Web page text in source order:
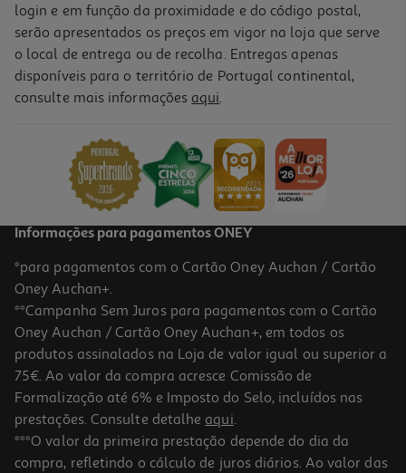
Garrafa Silicone Actuel Retrátil Azul 0.5l
Garrafa Água Actuel Tritan Cinza Cl 0.6l
4.99 €/un
login e em função da proximidade e do código postal,
serão apresentados os preços em vigor na loja que serve
o local de entrega ou de recolha. Entregas apenas
disponíveis para o território de Portugal continental,
consulte mais informações aqui.
Informações para pagamentos ONEY
*para pagamentos com o Cartão Oney Auchan / Cartão
Oney Auchan+.
**Campanha Sem Juros para pagamentos com o Cartão
Oney Auchan / Cartão Oney Auchan+, em todos os
produtos assinalados na Loja de valor igual ou superior a
75€. Ao valor da compra acresce Comissão de
Formalização até 6% e Imposto do Selo, incluídos nas
prestações. Consulte detalhe aqui.
***O valor da primeira prestação depende do dia da
compra, refletindo o cálculo de juros diários. Ao valor das